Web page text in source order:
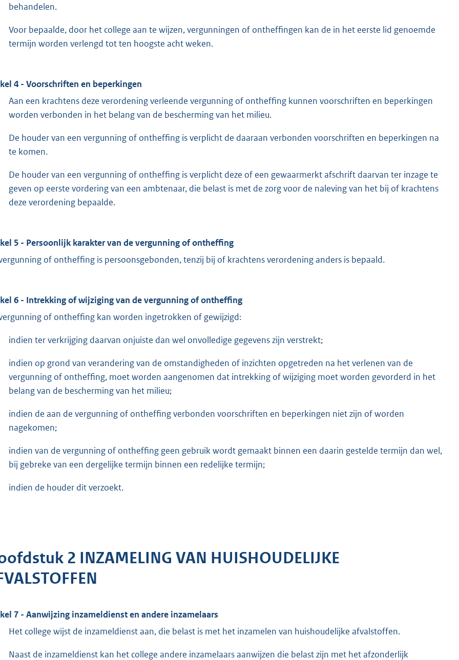
behandelen.
Voor bepaalde, door het college aan te wijzen, vergunningen of ontheffingen kan de in het eerste lid genoemde
termijn worden verlengd tot ten hoogste acht weken.
4 - Voorschriften en beperkingen
Aan een krachtens deze verordening verleende vergunning of ontheffing kunnen voorschriften en beperkingen
worden verbonden in het belang van de bescherming van het milieu.
De houder van een vergunning of ontheffing is verplicht de daaraan verbonden voorschriften en beperkingen na
te komen.
De houder van een vergunning of ontheffing is verplicht deze of een gewaarmerkt afschrift daarvan ter inzage te
geven op eerste vordering van een ambtenaar, die belast is met de zorg voor de naleving van het bij of krachtens
deze verordening bepaalde.
5 - Persoonlijk karakter van de vergunning of ontheffing
of ontheffing is persoonsgebonden, tenzij bij of krachtens verordening anders is bepaald.
6 - Intrekking of wijziging van de vergunning of ontheffing
of ontheffing kan worden ingetrokken of gewijzigd:
indien ter verkrijging daarvan onjuiste dan wel onvolledige gegevens zijn verstrekt;
indien op grond van verandering van de omstandigheden of inzichten opgetreden na het verlenen van de
vergunning of ontheffing, moet worden aangenomen dat intrekking of wijziging moet worden gevorderd in het
belang van de bescherming van het milieu;
indien de aan de vergunning of ontheffing verbonden voorschriften en beperkingen niet zijn of worden
nagekomen;
indien van de vergunning of ontheffing geen gebruik wordt gemaakt binnen een daarin gestelde termijn dan wel,
bij gebreke van een dergelijke termijn binnen een redelijke termijn;
indien de houder dit verzoekt.
2 INZAMELING VAN HUISHOUDELIJKE
7 - Aanwijzing inzameldienst en andere inzamelaars
Het college wijst de inzameldienst aan, die belast is met het inzamelen van huishoudelijke afvalstoffen.
Naast de inzameldienst kan het college andere inzamelaars aanwijzen die belast zijn met het afzonderlijk